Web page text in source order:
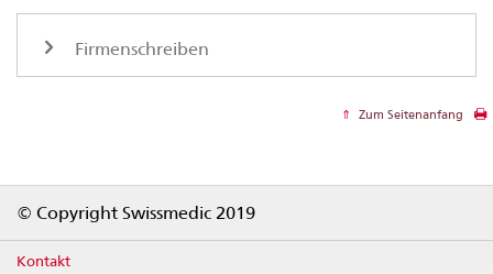
Firmenschreiben
Zum Seitenanfang
© Copyright Swissmedic 2019
Kontakt